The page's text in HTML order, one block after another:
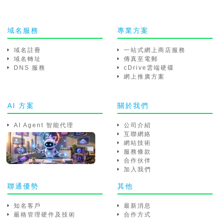
域名服務
域名註冊
域名轉址
DNS 服務
專業方案
一站式網上商店服務
傳真至電郵
cDrive雲端硬碟
網上推廣方案
AI 方案
AI Agent 智能代理
關於我們
公司介紹
互聯網絡
網站技術
服務條款
合作伙伴
加入我們
聯通優勢
知名客戶
嚴格管理硬件及技術
其他
最新消息
合作方式